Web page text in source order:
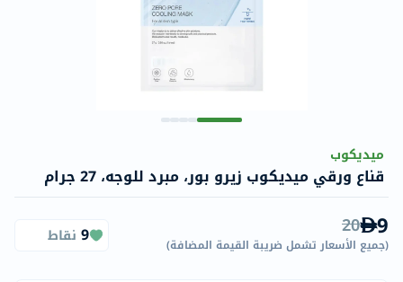
ميديكوب
قناع ورقي ميديكوب زيرو بور، مبرد للوجه، 27 جرام
9
20
(جميع الأسعار تشمل ضريبة القيمة المضافة)
9 نقاط